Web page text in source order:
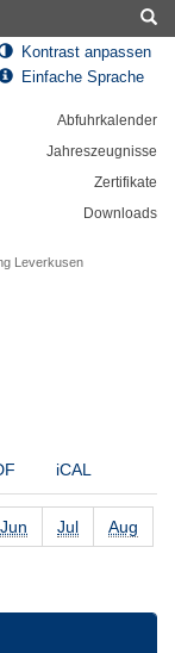
Kontrast anpassen
Einfache Sprache
Abfuhrkalender
Jahreszeugnisse
Zertifikate
Downloads
Leverkusen
iCAL
Jun Jul Aug